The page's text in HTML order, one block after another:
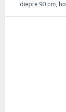
diepte 90 cm,